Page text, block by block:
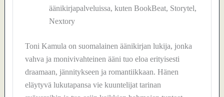
äänikirjapalveluissa, kuten BookBeat, Storytel,
Nextory
Toni Kamula on suomalainen äänikirjan lukija, jonka
vahva ja monivivahteinen ääni tuo eloa erityisesti
draamaan, jännitykseen ja romantiikkaan. Hänen
eläytyvä lukutapansa vie kuuntelijat tarinan